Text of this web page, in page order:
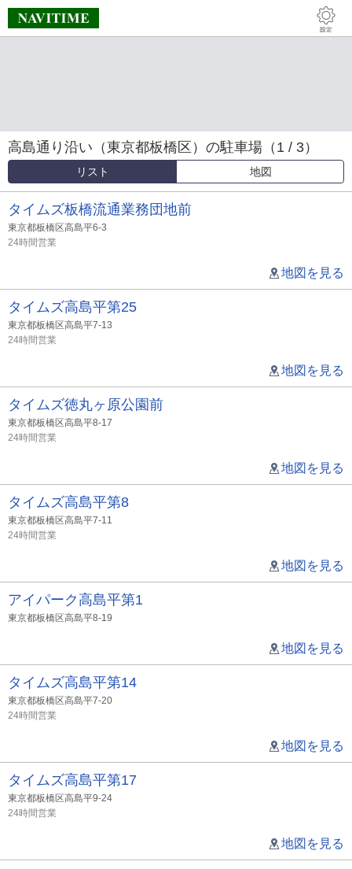
高島通り沿い（東京都板橋区）の駐車場（1 / 3）
リスト 地図
タイムズ板橋流通業務団地前
東京都板橋区高島平6-3
24時間営業
地図を見る
タイムズ高島平第25
東京都板橋区高島平7-13
24時間営業
地図を見る
タイムズ徳丸ヶ原公園前
東京都板橋区高島平8-17
24時間営業
地図を見る
タイムズ高島平第8
東京都板橋区高島平7-11
24時間営業
地図を見る
アイパーク高島平第1
東京都板橋区高島平8-19
地図を見る
タイムズ高島平第14
東京都板橋区高島平7-20
24時間営業
地図を見る
タイムズ高島平第17
東京都板橋区高島平9-24
24時間営業
地図を見る